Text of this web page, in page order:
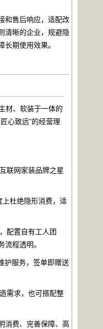
和售后响应，适配改
清晰的企业，规避隐
期使用效果。
材、软装于一体的
心致远”的经营理
联网家装品牌之星
杜绝隐形消费，适
配置自有工人团
程透明。
护服务，签单即赠送
需求，也可搭配整
消费、完善保障、高